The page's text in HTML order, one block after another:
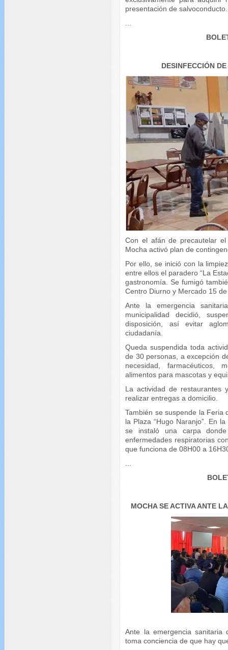
presentación de salvoconducto.
...
DESINFECCIÓN
Con el afán de precautelar
Mocha activó plan de
Por ello, se inició con la
entre ellos el paradero “La
gastronomía. Se fumigó
Centro Diurno y Mercado 15
Ante la emergencia
municipalidad decidió,
disposición, así evitar
ciudadanía.
Queda suspendida toda
de 30 personas, a excepción
necesidad, farmacéuticos,
alimentos para mascotas y
La actividad de restaurantes
realizar entregas a domicilio.
También se suspende la Feria
la Plaza “Hugo Naranjo”. En
se instaló una carpa
enfermedades respiratorias
que funciona de 08H00 a
MOCHA SE ACTIVA ANTE
Ante la emergencia sanitaria
toma conciencia de que hay